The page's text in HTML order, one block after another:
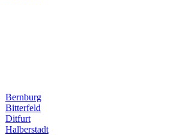
Bernburg
Bitterfeld
Ditfurt
Halberstadt